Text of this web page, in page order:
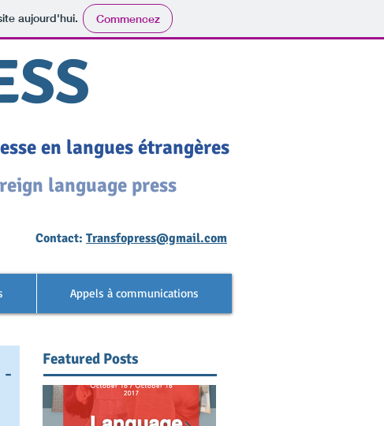
aujourd'hui. Commencez
en langues étrangères
language press
Contact: Transfopress@gmail.com
Appels à communications
-
Featured Posts